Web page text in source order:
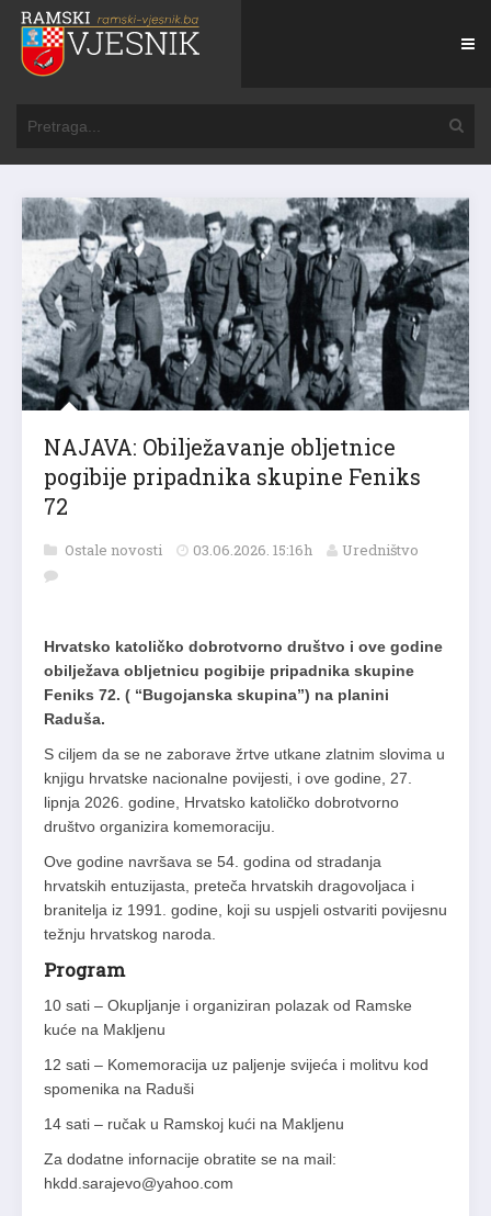
NAJAVA: Obilježavanje obljetnice
pogibije pripadnika skupine Feniks
72
Ostale novosti 03.06.2026. 15:16h Uredništvo
Hrvatsko katoličko dobrotvorno društvo i ove godine
obilježava obljetnicu pogibije pripadnika skupine
Feniks 72. ( “Bugojanska skupina”) na planini
Raduša.
S ciljem da se ne zaborave žrtve utkane zlatnim slovima u
knjigu hrvatske nacionalne povijesti, i ove godine, 27.
lipnja 2026. godine, Hrvatsko katoličko dobrotvorno
društvo organizira komemoraciju.
Ove godine navršava se 54. godina od stradanja
hrvatskih entuzijasta, preteča hrvatskih dragovoljaca i
branitelja iz 1991. godine, koji su uspjeli ostvariti povijesnu
težnju hrvatskog naroda.
Program
10 sati – Okupljanje i organiziran polazak od Ramske
kuće na Makljenu
12 sati – Komemoracija uz paljenje svijeća i molitvu kod
spomenika na Raduši
14 sati – ručak u Ramskoj kući na Makljenu
Za dodatne infornacije obratite se na mail:
hkdd.sarajevo@yahoo.com